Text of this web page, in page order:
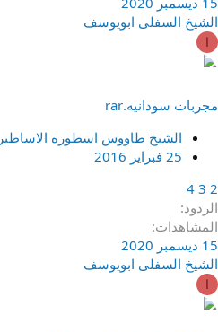
الشيخ السفلى ابويوسف
ا
مجربات سودانيه.rar
الشيخ طاووس اسطوره الاساطير
25 فبراير 2016
2
3
4
الردود
المشاهدات
15 ديسمبر 2020
الشيخ السفلى ابويوسف
ا